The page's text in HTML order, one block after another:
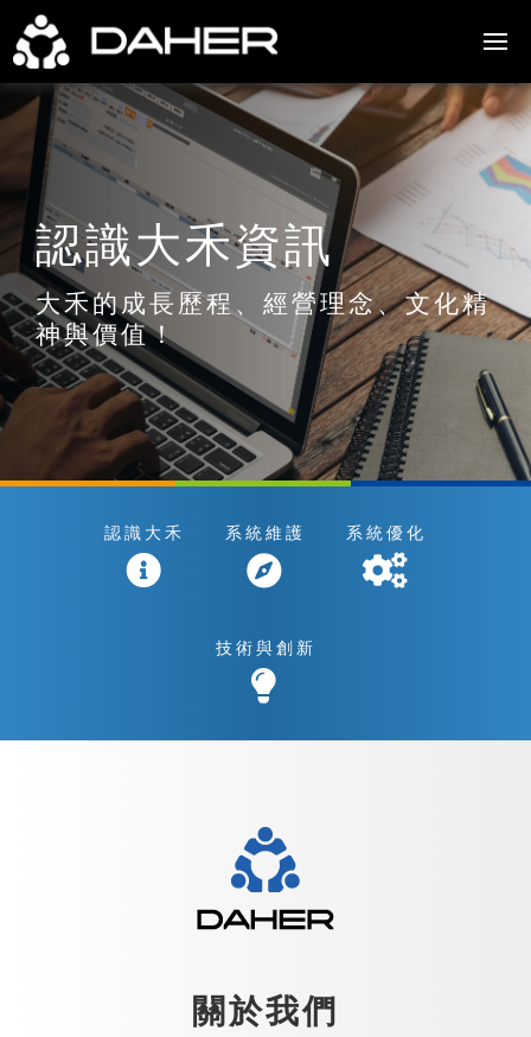
認識大禾資訊
大禾的成長歷程、經營理念、文化精
神與價值！
認識大禾 系統維護 系統優化
技術與創新
關於我們